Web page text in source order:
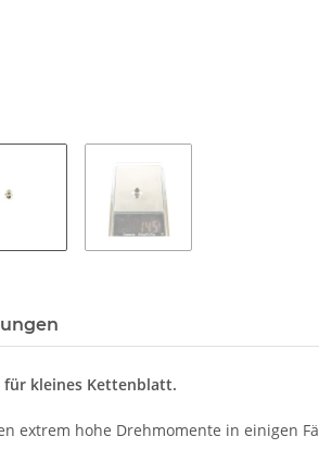
kleines Kettenblatt.
extrem hohe Drehmomente in einigen